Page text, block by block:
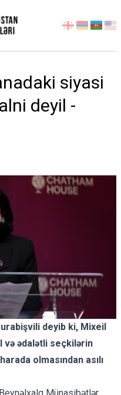
აირჩიეთ
siyasi
deyil -
deyib ki, Mixeil
və ədalətli seçkilərin
olmasından asılı